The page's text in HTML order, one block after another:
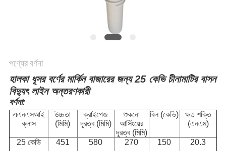
পণ্যের বর্ণনা
হালকা ধূসর বর্ণের মার্কিন বাজারের জন্য 25 কেভি চীনামাটির বাসন
বিদ্যুৎ লাইন অন্তরণকারী
বর্ণনা:
এএনএসআই
ক্লাস
উচ্চতা
(মিমি)
ক্রাইপেজ
দূরত্ব (মিমি)
শুকনো
আর্সিংয়ের
দূরত্ব (মিমি)
বিল (কেভি)
ক্ষত শক্তি
(এনএম)
25 কেভি 451 580 270 150
20.3